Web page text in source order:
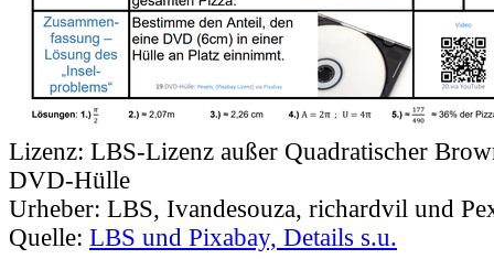
Lizenz: LBS-Lizenz außer Quadratischer
DVD-Hülle
Urheber: LBS, Ivandesouza, richardvil und
Quelle: LBS und Pixabay, Details s.u.